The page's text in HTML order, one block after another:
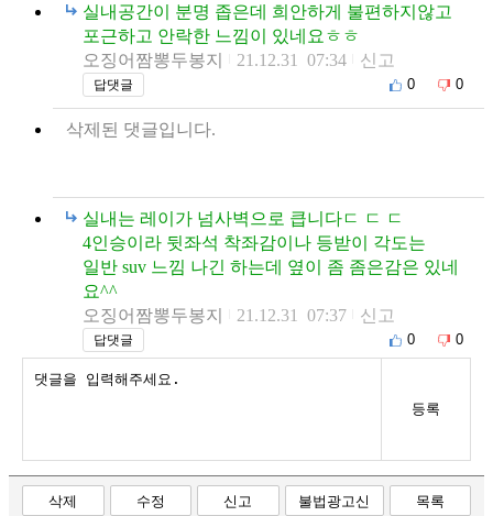
실내공간이 분명 좁은데 희안하게 불편하지않고
포근하고 안락한 느낌이 있네요ㅎㅎ
오징어짬뽕두봉지
21.12.31 07:34 신고
답댓글 0 0
삭제된 댓글입니다.
실내는 레이가 넘사벽으로 큽니다ㄷ ㄷ ㄷ
4인승이라 뒷좌석 착좌감이나 등받이 각도는
일반 suv 느낌 나긴 하는데 옆이 좀 좀은감은 있네
요^^
오징어짬뽕두봉지
21.12.31 07:37 신고
답댓글 0 0
등록
삭제 수정 신고 불법광고신 목록